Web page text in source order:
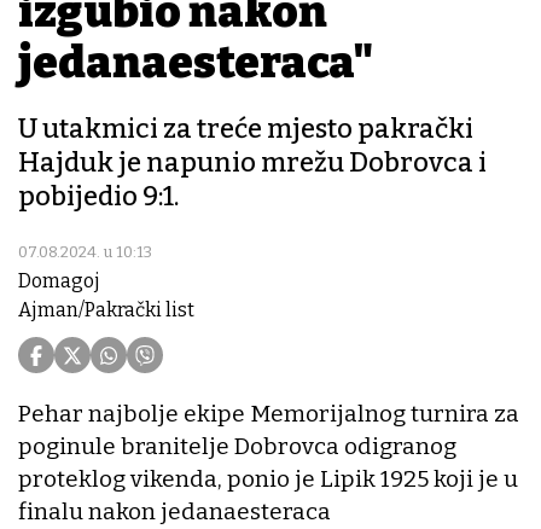
izgubio nakon
jedanaesteraca"
U utakmici za treće mjesto pakrački
Hajduk je napunio mrežu Dobrovca i
pobijedio 9:1.
07.08.2024. u 10:13
Domagoj
Ajman/Pakrački list
Pehar najbolje ekipe Memorijalnog turnira za
poginule branitelje Dobrovca odigranog
proteklog vikenda, ponio je Lipik 1925 koji je u
finalu nakon jedanaesteraca